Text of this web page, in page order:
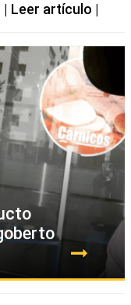
Leer artículo